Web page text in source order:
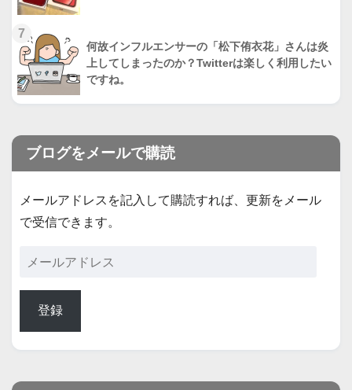
7
何故インフルエンサーの「松下侑衣花」さんは炎
上してしまったのか？Twitterは楽しく利用したい
ですね。
ブログをメールで購読
メールアドレスを記入して購読すれば、更新をメール
で受信できます。
登録